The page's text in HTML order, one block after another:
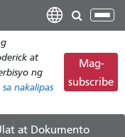
I-
ang
at
ng
sa nakalipas
Mag-
subscribe
at Dokumento